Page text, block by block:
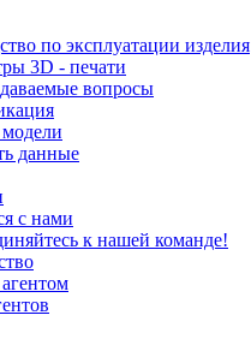
по эксплуатации изделия
3D - печати
вопросы
данные
с нами
к нашей команде!